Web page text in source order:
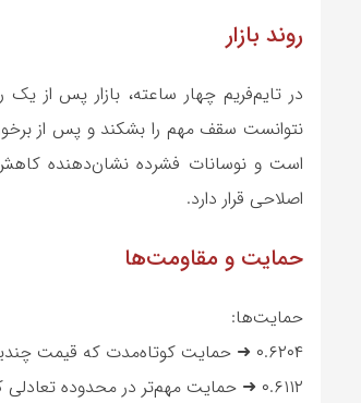
روند بازار
در تایم‌فریم چهار ساعته، بازار پس از
نتوانست سقف مهم را بشکند و پس از
است و نوسانات فشرده نشان‌دهنده کاهش
اصلاحی قرار دارد.
حمایت و مقاومت‌ها
حمایت‌ها:
۰.۶۲۰۴ ➜ حمایت کوتاه‌مدت که قیمت چندین بار به آن واکنش نشان داده و کف نوسان اخیر محسوب می‌شود.
۰.۶۱۱۲ ➜ حمایت مهم‌تر در محدوده تعادلی که شکست آن می‌تواند فشار فروش را افزایش دهد.